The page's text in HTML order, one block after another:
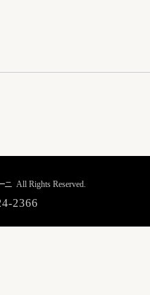
ニ All Rights Reserved.
2366